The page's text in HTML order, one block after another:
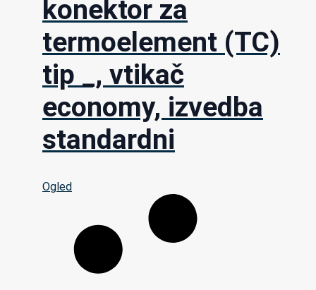
konektor za
termoelement (TC)
tip _, vtikač
economy, izvedba
standardni
Ogled